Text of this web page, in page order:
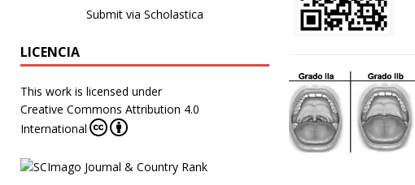
Submit via Scholastica
LICENCIA
This work is licensed under
Creative Commons Attribution 4.0
International